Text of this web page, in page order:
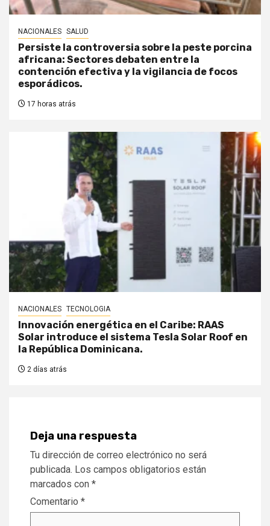
NACIONALES SALUD
Persiste la controversia sobre la peste porcina
africana: Sectores debaten entre la
contención efectiva y la vigilancia de focos
esporádicos.
17 horas atrás
NACIONALES TECNOLOGIA
Innovación energética en el Caribe: RAAS
Solar introduce el sistema Tesla Solar Roof en
la República Dominicana.
2 días atrás
Deja una respuesta
Tu dirección de correo electrónico no será
publicada. Los campos obligatorios están
marcados con *
Comentario *